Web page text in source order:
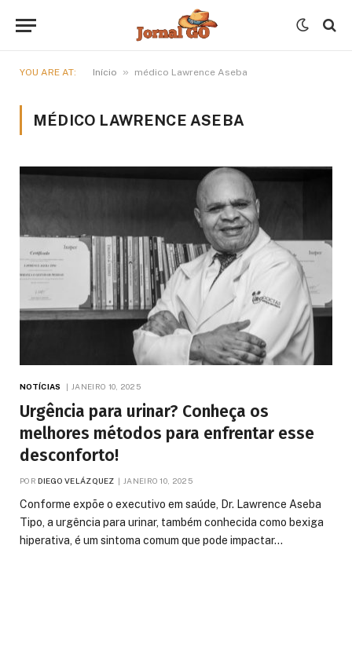
YOU ARE AT: Início » médico Lawrence Aseba
MÉDICO LAWRENCE ASEBA
NOTÍCIAS JANEIRO 10, 2025
Urgência para urinar? Conheça os
melhores métodos para enfrentar esse
desconforto!
POR DIEGO VELÁZQUEZ JANEIRO 10, 2025
Conforme expõe o executivo em saúde, Dr. Lawrence Aseba
Tipo, a urgência para urinar, também conhecida como bexiga
hiperativa, é um sintoma comum que pode impactar…